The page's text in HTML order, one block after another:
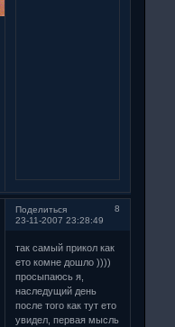
Поделиться
8
23-11-2007 23:28:49
так самый прикол как
ето комне дошло ))))
просыпаюсь я,
наследущий день
после того как тут ето
увидел, первая мысль